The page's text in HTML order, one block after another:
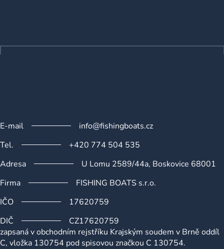
í
ý
p
i
u
t
í
E-mail
info@fishingboats.cz
Tel.
+420 774 504 535
Adresa
U Lomu 2589/44a, Boskovice 68001
Firma
FISHING BOATS s.r.o.
IČO
17620759
DIČ
CZ17620759
zapsaná v obchodním rejstříku Krajským soudem v Brně oddíl
C, vložka 130754 pod spisovou značkou C 130754.